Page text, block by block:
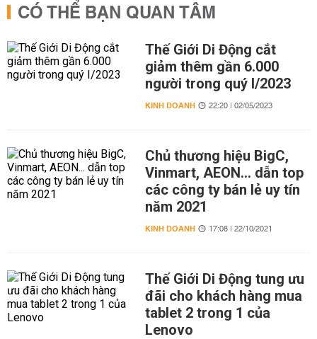
CÓ THỂ BẠN QUAN TÂM
Thế Giới Di Động cắt
giảm thêm gần 6.000
người trong quý I/2023
KINH DOANH 22:20 | 02/05/2023
Chủ thương hiệu BigC,
Vinmart, AEON... dẫn top
các công ty bán lẻ uy tín
năm 2021
KINH DOANH 17:08 | 22/10/2021
Thế Giới Di Động tung ưu
đãi cho khách hàng mua
tablet 2 trong 1 của
Lenovo